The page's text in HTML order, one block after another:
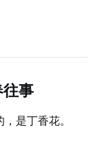
事
是丁香花。